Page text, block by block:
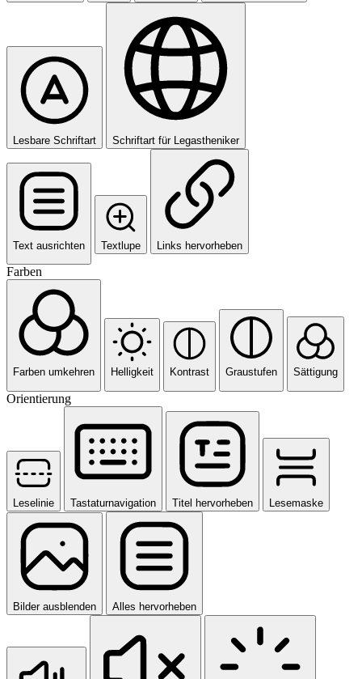
Lesbare Schriftart Schriftart für Legastheniker
Text ausrichten Textlupe Links hervorheben
Farben
Farben umkehren Helligkeit Kontrast Graustufen Sättigung
Orientierung
Leselinie Tastaturnavigation Titel hervorheben Lesemaske
Bilder ausblenden Alles hervorheben